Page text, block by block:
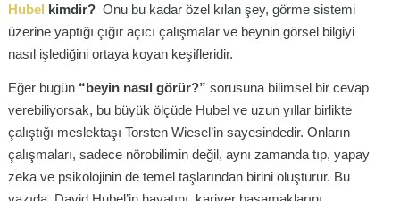
Hubel kimdir? Onu bu kadar özel kılan şey, görme sistemi
üzerine yaptığı çığır açıcı çalışmalar ve beynin görsel bilgiyi
nasıl işlediğini ortaya koyan keşifleridir.
Eğer bugün “beyin nasıl görür?” sorusuna bilimsel bir cevap
verebiliyorsak, bu büyük ölçüde Hubel ve uzun yıllar birlikte
çalıştığı meslektaşı Torsten Wiesel’in sayesindedir. Onların
çalışmaları, sadece nörobilimin değil, aynı zamanda tıp, yapay
zeka ve psikolojinin de temel taşlarından birini oluşturur. Bu